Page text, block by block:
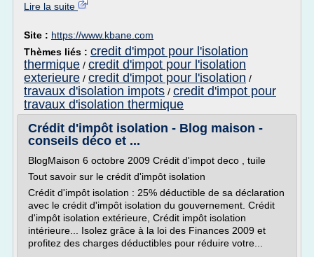
Lire la suite
Site : https://www.kbane.com
Thèmes liés : credit d'impot pour l'isolation
thermique / credit d'impot pour l'isolation
exterieure / credit d'impot pour l'isolation /
travaux d'isolation impots / credit d'impot pour
travaux d'isolation thermique
Crédit d'impôt isolation - Blog maison -
conseils déco et ...
BlogMaison 6 octobre 2009 Crédit d'impot deco , tuile
Tout savoir sur le crédit d'impôt isolation
Crédit d'impôt isolation : 25% déductible de sa déclaration
avec le crédit d'impôt isolation du gouvernement. Crédit
d'impôt isolation extérieure, Crédit impôt isolation
intérieure... Isolez grâce à la loi des Finances 2009 et
profitez des charges déductibles pour réduire votre...